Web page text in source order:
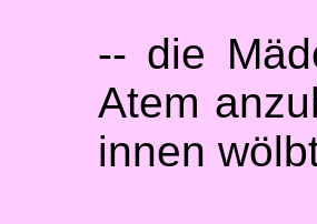
-- die
Atem
innen